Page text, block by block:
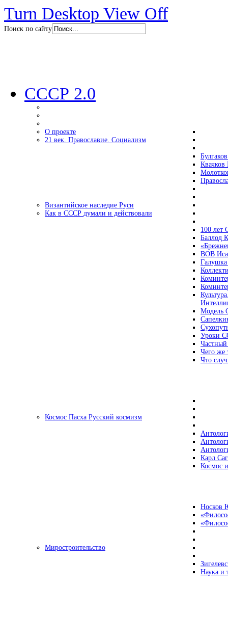
Turn Desktop View Off
Поиск по сайту
СССР 2.0
О проекте
21 век. Православие. Социализм
Византийское наследие Руси
Как в СССР думали и действовали
100 лет
Баллод
ВОВ
Модель
Уроки
Чего же
Что
Космос Пасха Русский космизм
Карл
Космос
Носков
Миростроительство
Наука и